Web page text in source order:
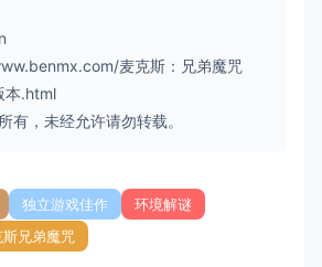
麦克斯：兄弟魔咒
本.html
有，未经允许请勿转载。
独立游戏佳作
环境解谜
斯兄弟魔咒